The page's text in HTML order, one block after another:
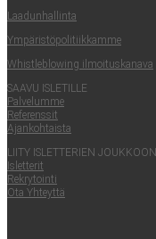
Laa­dun­hal­lin­ta
Ympä­ris­tö­po­li­tiik­kam­me
Whist­le­blowing ilmoituskanava
SAA­VU ISLETILLE
Pal­ve­lum­me
Refe­rens­sit
Ajan­koh­tais­ta
LII­TY ISLET­TE­RIEN JOUKKOON
Islet­te­rit
Rek­ry­toin­ti
Ota Yhteyt­tä